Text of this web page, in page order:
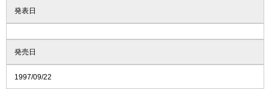
発表日
発売日
1997/09/22